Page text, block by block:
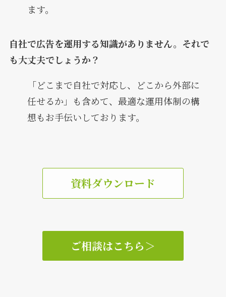
ます。
自社で広告を運用する知識がありません。それで
も大丈夫でしょうか？
「どこまで自社で対応し、どこから外部に
任せるか」も含めて、最適な運用体制の構
想もお手伝いしております。
資料ダウンロード
ご相談はこちら＞